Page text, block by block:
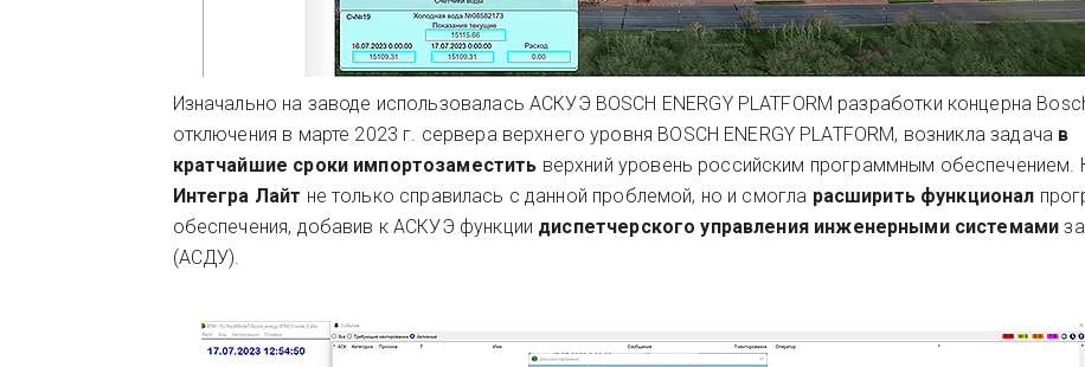
Изначально на заводе использовалась АСКУЭ BOSCH ENERGY PLATFORM разработки концерна
отключения в марте 2023 г. сервера верхнего уровня BOSCH ENERGY PLATFORM, возникла задача в
кратчайшие сроки импортозаместить верхний уровень российским программным обеспечением.
Интегра Лайт не только справилась с данной проблемой, но и смогла расширить функционал
обеспечения, добавив к АСКУЭ функции диспетчерского управления инженерными системами
(АСДУ).